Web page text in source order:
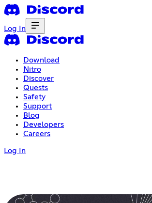
Log In
Download
Nitro
Discover
Quests
Safety
Support
Blog
Developers
Careers
Log In